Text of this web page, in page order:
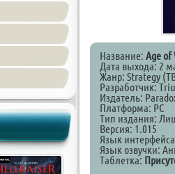
Название: Age of
Дата выхода: 2
Жанр: Strategy
Разработчик:
Издатель:
Платформа: PC
Тип издания:
Версия: 1.015
Язык
Язык озвучки:
Таблетка: